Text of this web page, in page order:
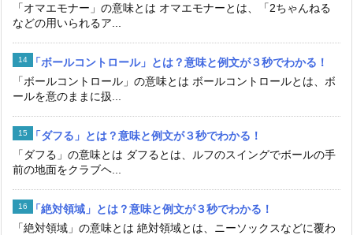
「オマエモナー」の意味とは オマエモナーとは、「2ちゃんねる
などの用いられるア...
「ボールコントロール」とは？意味と例文が３秒でわかる！
「ボールコントロール」の意味とは ボールコントロールとは、ボ
ールを意のままに扱...
「ダフる」とは？意味と例文が３秒でわかる！
「ダフる」の意味とは ダフるとは、ルフのスイングでボールの手
前の地面をクラブヘ...
「絶対領域」とは？意味と例文が３秒でわかる！
「絶対領域」の意味とは 絶対領域とは、ニーソックスなどに覆わ